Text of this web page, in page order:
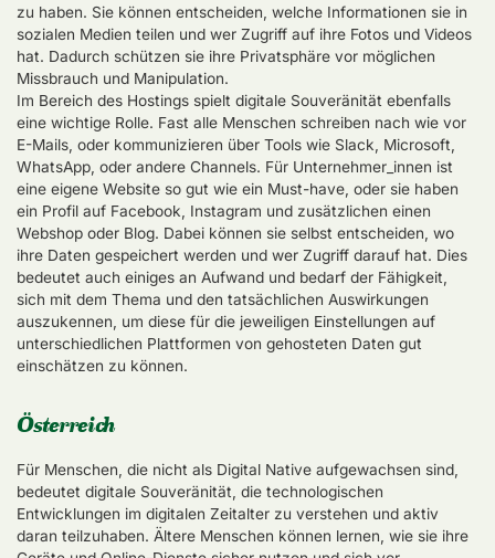
zu haben. Sie können entscheiden, welche Informationen sie in
sozialen Medien teilen und wer Zugriff auf ihre Fotos und Videos
hat. Dadurch schützen sie ihre Privatsphäre vor möglichen
Missbrauch und Manipulation.
Im Bereich des Hostings spielt digitale Souveränität ebenfalls
eine wichtige Rolle. Fast alle Menschen schreiben nach wie vor
E-Mails, oder kommunizieren über Tools wie Slack, Microsoft,
WhatsApp, oder andere Channels. Für Unternehmer_innen ist
eine eigene Website so gut wie ein Must-have, oder sie haben
ein Profil auf Facebook, Instagram und zusätzlichen einen
Webshop oder Blog. Dabei können sie selbst entscheiden, wo
ihre Daten gespeichert werden und wer Zugriff darauf hat. Dies
bedeutet auch einiges an Aufwand und bedarf der Fähigkeit,
sich mit dem Thema und den tatsächlichen Auswirkungen
auszukennen, um diese für die jeweiligen Einstellungen auf
unterschiedlichen Plattformen von gehosteten Daten gut
einschätzen zu können.
Österreich
Für Menschen, die nicht als Digital Native aufgewachsen sind,
bedeutet digitale Souveränität, die technologischen
Entwicklungen im digitalen Zeitalter zu verstehen und aktiv
daran teilzuhaben. Ältere Menschen können lernen, wie sie ihre